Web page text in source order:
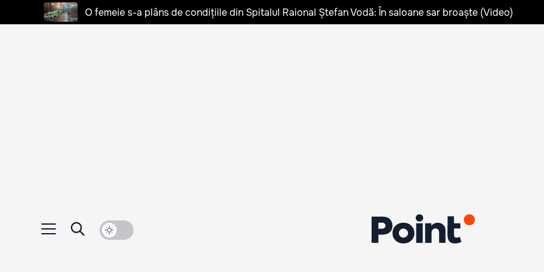
O femeie s-a plâns de condițiile din Spitalul Raional Ștefan Vodă: În saloane sar broaște (Video)